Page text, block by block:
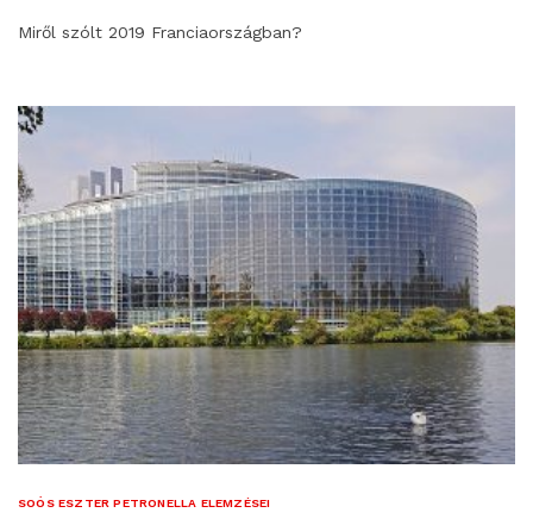
Miről szólt 2019 Franciaországban?
SOÓS ESZTER PETRONELLA ELEMZÉSEI